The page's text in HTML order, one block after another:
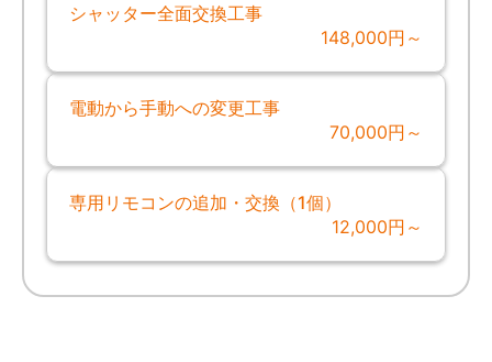
シャッター全面交換工事
148,000円～
電動から手動への変更工事
70,000円～
専用リモコンの追加・交換（1個）
12,000円～